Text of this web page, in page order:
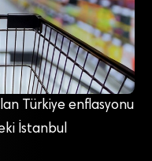
Türkiye enflasyonu
İstanbul